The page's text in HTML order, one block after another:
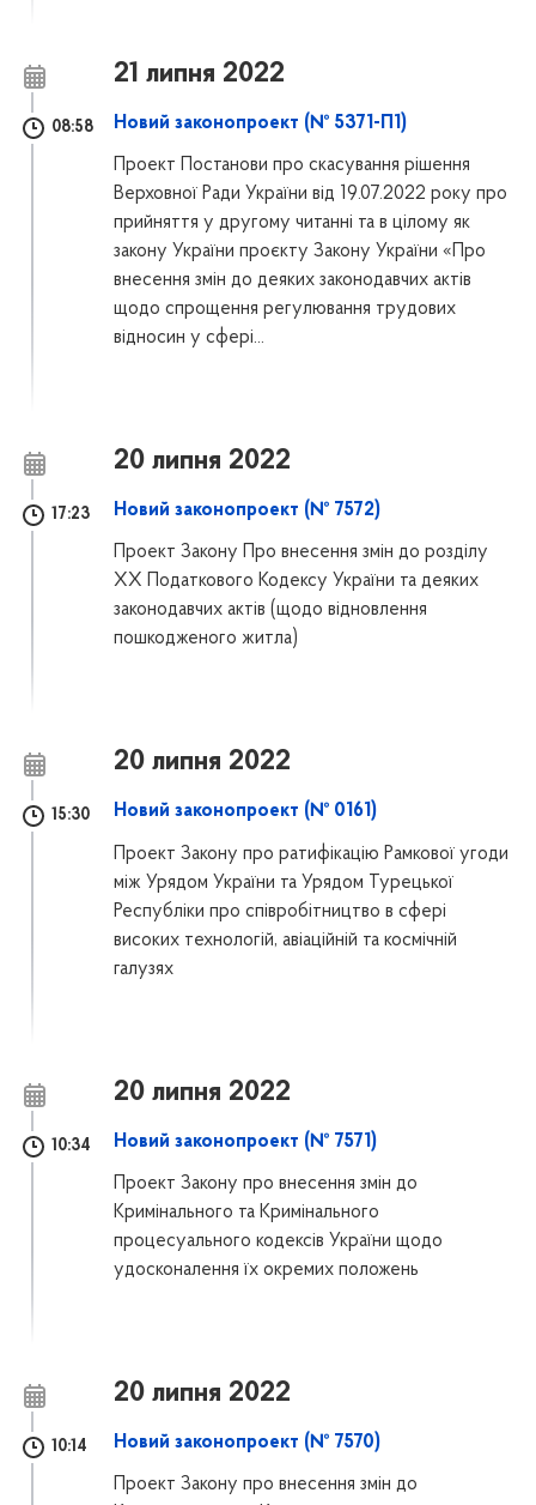
21 липня 2022
08:58 Новий законопроект (№ 5371-П1)
Проект Постанови про скасування рішення
Верховної Ради України від 19.07.2022 року про
прийняття у другому читанні та в цілому як
закону України проєкту Закону України «Про
внесення змін до деяких законодавчих актів
щодо спрощення регулювання трудових
відносин у сфері...
20 липня 2022
17:23 Новий законопроект (№ 7572)
Проект Закону Про внесення змін до розділу
ХХ Податкового Кодексу України та деяких
законодавчих актів (щодо відновлення
пошкодженого житла)
20 липня 2022
15:30 Новий законопроект (№ 0161)
Проект Закону про ратифікацію Рамкової угоди
між Урядом України та Урядом Турецької
Республіки про співробітництво в сфері
високих технологій, авіаційній та космічній
галузях
20 липня 2022
10:34 Новий законопроект (№ 7571)
Проект Закону про внесення змін до
Кримінального та Кримінального
процесуального кодексів України щодо
удосконалення їх окремих положень
20 липня 2022
10:14 Новий законопроект (№ 7570)
Проект Закону про внесення змін до